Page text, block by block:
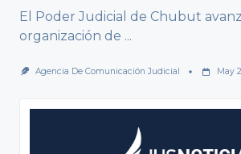
El Poder Judicial de Chubut
organización de ...
Agencia De Comunicación Judicial May